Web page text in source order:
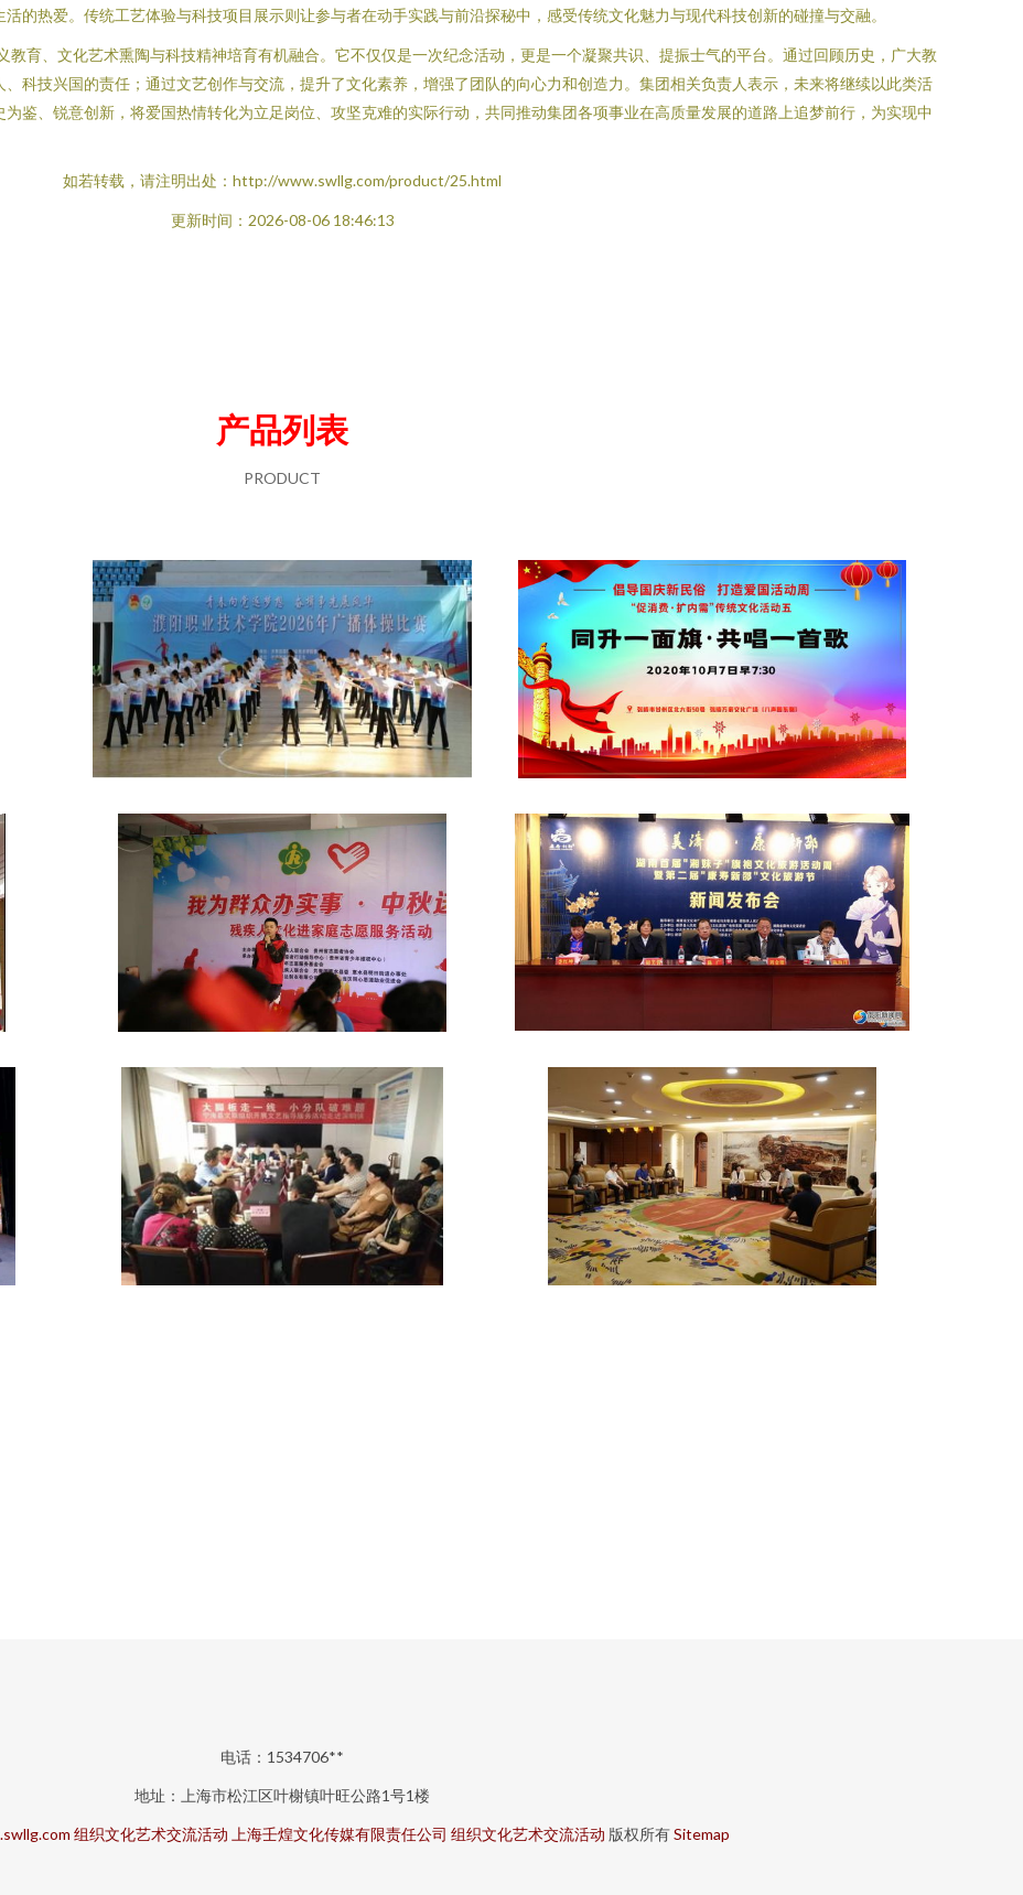
的热爱。传统工艺体验与科技项目展示则让参与者在动手实践与前沿探秘中，感受传统文化魅力与现代科技创新的碰撞与交融。
教育、文化艺术熏陶与科技精神培育有机融合。它不仅仅是一次纪念活动，更是一个凝聚共识、提振士气的平台。通过回顾历史，广大教
科技兴国的责任；通过文艺创作与交流，提升了文化素养，增强了团队的向心力和创造力。集团相关负责人表示，未来将继续以此类活
鉴、锐意创新，将爱国热情转化为立足岗位、攻坚克难的实际行动，共同推动集团各项事业在高质量发展的道路上追梦前行，为实现中
如若转载，请注明出处：http://www.swllg.com/product/25.html
更新时间：2026-08-06 18:46:13
产品列表
PRODUCT
电话：1534706**
地址：上海市松江区叶榭镇叶旺公路1号1楼
组织文化艺术交流活动 上海壬煌文化传媒有限责任公司 组织文化艺术交流活动 版权所有Sitemap